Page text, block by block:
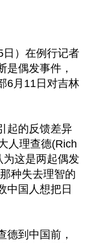
日）在例行记者
是偶发事件，
6月11日对吉林
起的反馈差异
人理查德(Rich
这是两起偶发
种失去理智的
中国人想把日
德到中国前，